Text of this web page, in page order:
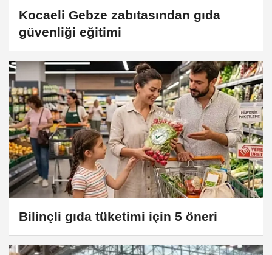
Kocaeli Gebze zabıtasından gıda
güvenliği eğitimi
Bilinçli gıda tüketimi için 5 öneri